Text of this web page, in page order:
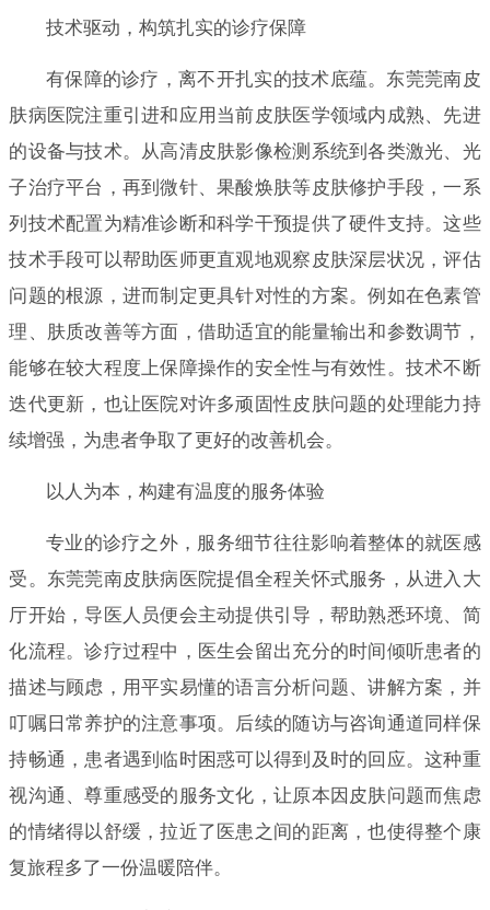
技术驱动，构筑扎实的诊疗保障
有保障的诊疗，离不开扎实的技术底蕴。东莞莞南皮
肤病医院注重引进和应用当前皮肤医学领域内成熟、先进
的设备与技术。从高清皮肤影像检测系统到各类激光、光
子治疗平台，再到微针、果酸焕肤等皮肤修护手段，一系
列技术配置为精准诊断和科学干预提供了硬件支持。这些
技术手段可以帮助医师更直观地观察皮肤深层状况，评估
问题的根源，进而制定更具针对性的方案。例如在色素管
理、肤质改善等方面，借助适宜的能量输出和参数调节，
能够在较大程度上保障操作的安全性与有效性。技术不断
迭代更新，也让医院对许多顽固性皮肤问题的处理能力持
续增强，为患者争取了更好的改善机会。
以人为本，构建有温度的服务体验
专业的诊疗之外，服务细节往往影响着整体的就医感
受。东莞莞南皮肤病医院提倡全程关怀式服务，从进入大
厅开始，导医人员便会主动提供引导，帮助熟悉环境、简
化流程。诊疗过程中，医生会留出充分的时间倾听患者的
描述与顾虑，用平实易懂的语言分析问题、讲解方案，并
叮嘱日常养护的注意事项。后续的随访与咨询通道同样保
持畅通，患者遇到临时困惑可以得到及时的回应。这种重
视沟通、尊重感受的服务文化，让原本因皮肤问题而焦虑
的情绪得以舒缓，拉近了医患之间的距离，也使得整个康
复旅程多了一份温暖陪伴。